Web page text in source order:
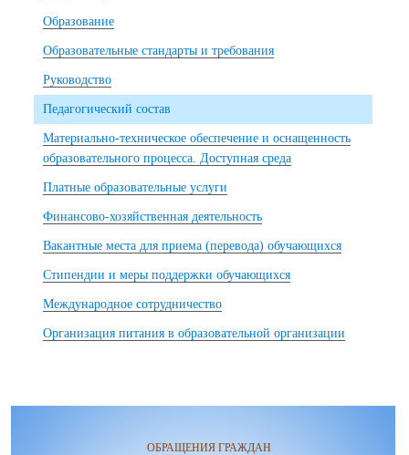
Образование
Образовательные стандарты и требования
Руководство
Педагогический состав
Материально-техническое обеспечение и оснащенность
образовательного процесса. Доступная среда
Платные образовательные услуги
Финансово-хозяйственная деятельность
Вакантные места для приема (перевода) обучающихся
Стипендии и меры поддержки обучающихся
Международное сотрудничество
Организация питания в образовательной организации
ОБРАЩЕНИЯ ГРАЖДАН